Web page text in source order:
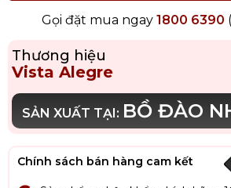
Gọi đặt mua ngay 1800 6390
Thương hiệu
Vista Alegre
SẢN XUẤT TẠI: BỒ ĐÀO
Chính sách bán hàng cam kết